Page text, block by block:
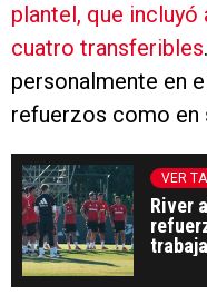
plantel, que incluyó
cuatro transferibles
personalmente en
refuerzos como en
VER
River